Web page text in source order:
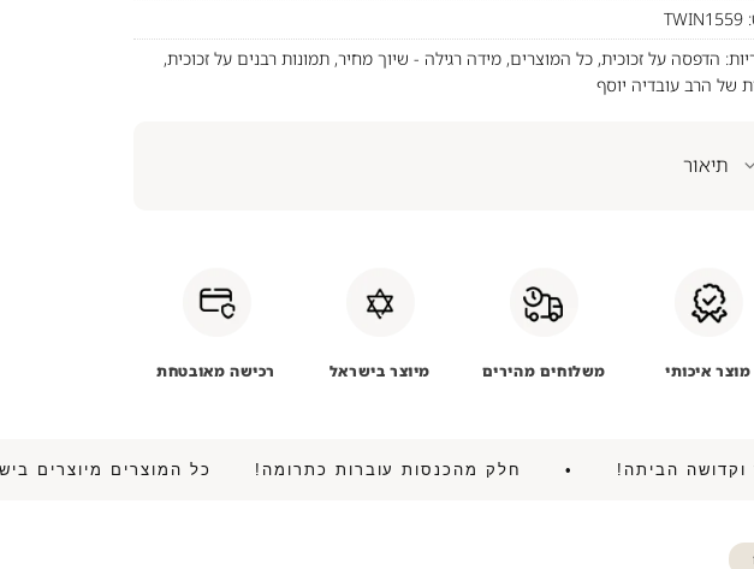
TWIN1559
הדפסה על זכוכית, כל המוצרים, מידה רגילה - שיוך מחיר, תמונות רבנים על זכוכית,
של הרב עובדיה יוסף
תיאור
מוצר איכותי משלוחים מהירים מיוצר בישראל רכישה מאובטחת
אור וקדושה הביתה! • חלק מהכנסות עוברות כתרומה!כל המוצרים